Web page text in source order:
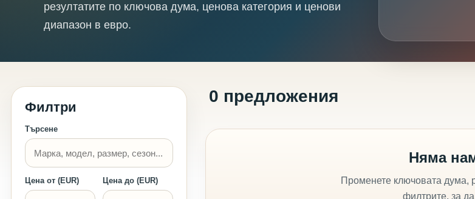
резултатите по ключова дума, ценова категория и ценови
диапазон в евро.
Филтри
Търсене
Цена от (EUR) Цена до (EUR)
0 предложения
Няма
Променете ключовата дума,
филтрите, за